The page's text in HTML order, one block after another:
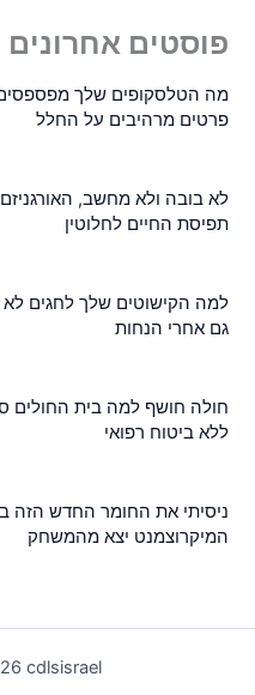
פוסטים אחרונים
מה הטלסקופים שלך
פרטים מרהיבים על החלל
לא בובה ולא מחשב,
תפיסת החיים לחלוטין
למה הקישוטים שלך לחגים
גם אחרי הנחות
חולה חושף למה בית החולים
ללא ביטוח רפואי
ניסיתי את החומר החדש הזה
המיקרוצמנט יצא מהמשחק
cdlsisrael